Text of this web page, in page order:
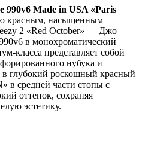
990v6 Made in USA «Paris
красным, насыщенным
2 «Red October» — Джо
в монохроматический
класса представляет собой
нубука и
глубокий роскошный красный
в средней части стопы с
оттенок, сохраняя
эстетику.